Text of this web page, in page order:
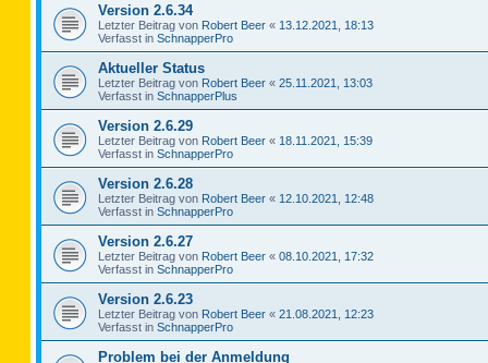
Version 2.6.34
Letzter Beitrag von Robert Beer « 13.12.2021, 18:13
Verfasst in SchnapperPro
Aktueller Status
Letzter Beitrag von Robert Beer « 25.11.2021, 13:03
Verfasst in SchnapperPlus
Version 2.6.29
Letzter Beitrag von Robert Beer « 18.11.2021, 15:39
Verfasst in SchnapperPro
Version 2.6.28
Letzter Beitrag von Robert Beer « 12.10.2021, 12:48
Verfasst in SchnapperPro
Version 2.6.27
Letzter Beitrag von Robert Beer « 08.10.2021, 17:32
Verfasst in SchnapperPro
Version 2.6.23
Letzter Beitrag von Robert Beer « 21.08.2021, 12:23
Verfasst in SchnapperPro
Problem bei der Anmeldung